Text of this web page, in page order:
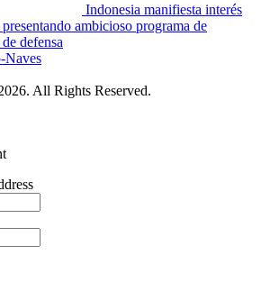
Indonesia manifiesta interés
ambicioso programa de
defensa
All Rights Reserved.